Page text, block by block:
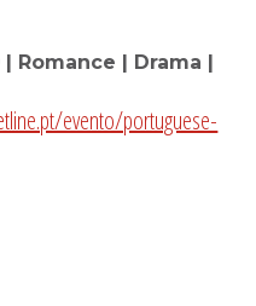
| Romance | Drama |
evento/portuguese-